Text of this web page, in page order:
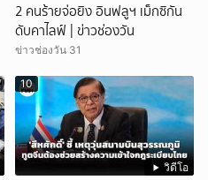
2 คนร้ายจ่อยิง อินฟลูฯ เม็กซิกัน
ดับคาไลฟ์ | ข่าวช่องวัน
ข่าวช่องวัน 31
วิดีโอ
10